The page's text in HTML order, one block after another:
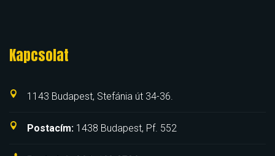
Kapcsolat
1143 Budapest, Stefánia út 34-36.
Postacím: 1438 Budapest, Pf. 552